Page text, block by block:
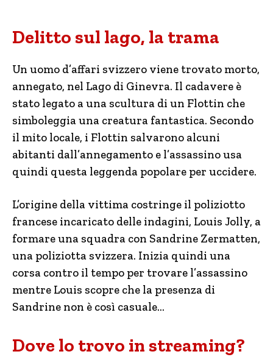
Delitto sul lago, la trama
Un uomo d’affari svizzero viene trovato morto,
annegato, nel Lago di Ginevra. Il cadavere è
stato legato a una scultura di un Flottin che
simboleggia una creatura fantastica. Secondo
il mito locale, i Flottin salvarono alcuni
abitanti dall’annegamento e l’assassino usa
quindi questa leggenda popolare per uccidere.
L’origine della vittima costringe il poliziotto
francese incaricato delle indagini, Louis Jolly, a
formare una squadra con Sandrine Zermatten,
una poliziotta svizzera. Inizia quindi una
corsa contro il tempo per trovare l’assassino
mentre Louis scopre che la presenza di
Sandrine non è così casuale…
Dove lo trovo in streaming?